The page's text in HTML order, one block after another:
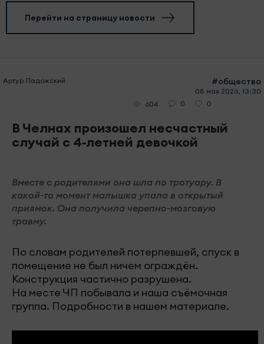
Перейти на страницу новости
Артур Ладожский #общество
08 мая 2026, 13:30
604
0 0
В Челнах произошел несчастный
случай с 4-летней девочкой
Вместе с родителями она шла по тротуару. В
какой-то момент малышка упала в открытый
приямок. Она получила черепно-мозговую
травму.
По словам родителей потерпевшей, спуск в
помещение не был ничем ограждён.
Конструкция частично разрушена.
На месте ЧП побывала и наша съёмочная
группа. Подробности в нашем материале.